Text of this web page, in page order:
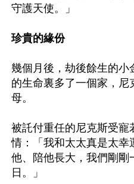
守護天使。」
珍貴的緣份
幾個月後，劫後餘生的小
的生命裏多了一個家，尼
母。
被託付重任的尼克斯受寵
情：「我和太太真是太幸
他、陪他長大，我們剛剛
日。」